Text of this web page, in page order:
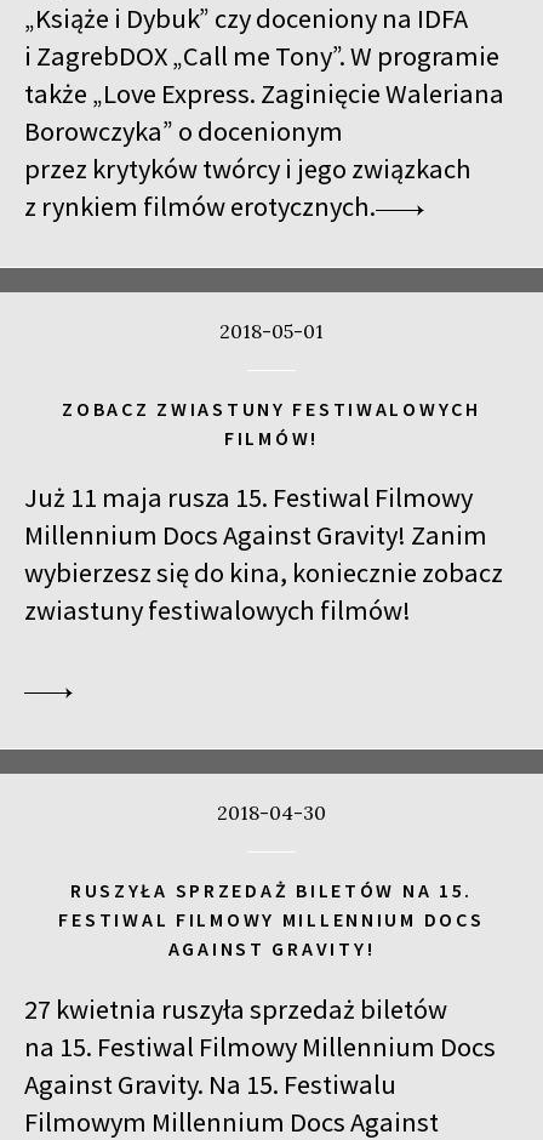
„Książe i Dybuk” czy doceniony na IDFA
i ZagrebDOX „Call me Tony”. W programie
także „Love Express. Zaginięcie Waleriana
Borowczyka” o docenionym
przez krytyków twórcy i jego związkach
z rynkiem filmów erotycznych.
2018-05-01
ZOBACZ ZWIASTUNY FESTIWALOWYCH
FILMÓW!
Już 11 maja rusza 15. Festiwal Filmowy
Millennium Docs Against Gravity! Zanim
wybierzesz się do kina, koniecznie zobacz
zwiastuny festiwalowych filmów!
2018-04-30
RUSZYŁA SPRZEDAŻ BILETÓW NA 15.
FESTIWAL FILMOWY MILLENNIUM DOCS
AGAINST GRAVITY!
27 kwietnia ruszyła sprzedaż biletów
na 15. Festiwal Filmowy Millennium Docs
Against Gravity. Na 15. Festiwalu
Filmowym Millennium Docs Against